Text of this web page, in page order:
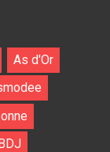
As d'Or